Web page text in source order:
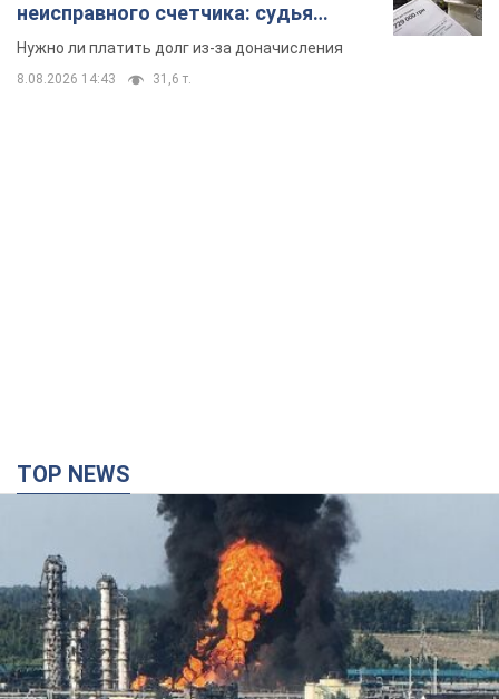
неисправного счетчика: судья
вынес неожиданное решение
Нужно ли платить долг из-за доначисления
8.08.2026 14:43 31,6 т.
TOP NEWS